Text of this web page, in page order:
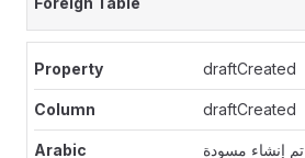
draftCreated
draftCreated
تم إنشاء مسودة